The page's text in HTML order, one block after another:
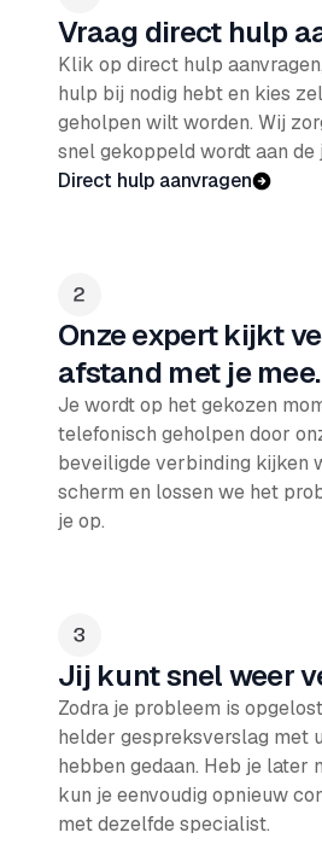
Vraag direct hulp
Klik op direct hulp
hulp bij nodig hebt en kies
geholpen wilt worden. Wij
snel gekoppeld wordt aan
Direct hulp aanvragen
Onze expert kijkt
afstand met je mee.
Je wordt op het gekozen
telefonisch geholpen door
beveiligde verbinding kijken
scherm en lossen we het
je op.
Jij kunt snel weer
Zodra je probleem is
helder gespreksverslag met
hebben gedaan. Heb je later
kun je eenvoudig opnieuw
met dezelfde specialist.